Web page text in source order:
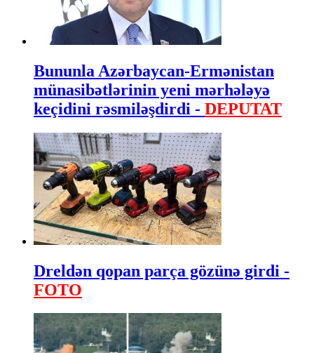
Bununla Azərbaycan-Ermənistan
münasibətlərinin yeni mərhələyə
keçidini rəsmiləşdirdi - DEPUTAT
Dreldən qopan parça gözünə girdi -
FOTO